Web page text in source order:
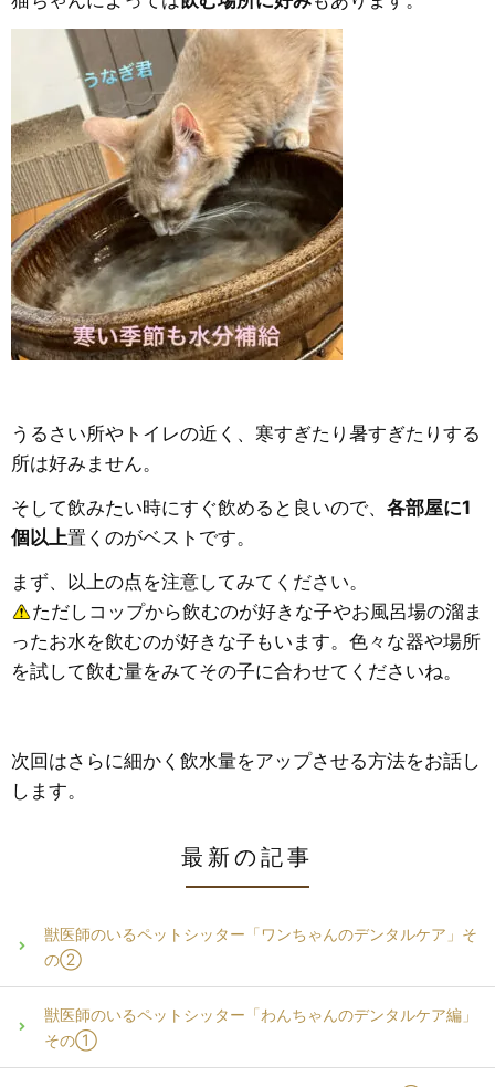
うるさい所やトイレの近く、寒すぎたり暑すぎたりする
所は好みません。
そして飲みたい時にすぐ飲めると良いので、 各部屋に1
個以上置くのがベストです。
まず、以上の点を注意してみてください。
ただしコップから飲むのが好きな子やお風呂場の溜ま
ったお水を飲むのが好きな子もいます。色々な器や場所
を試して飲む量をみてその子に合わせてくださいね。
次回はさらに細かく飲水量をアップさせる方法をお話し
します。
最新の記事
獣医師のいるペットシッター「ワンちゃんのデンタルケア」そ
の②
獣医師のいるペットシッター「わんちゃんのデンタルケア編」
その①